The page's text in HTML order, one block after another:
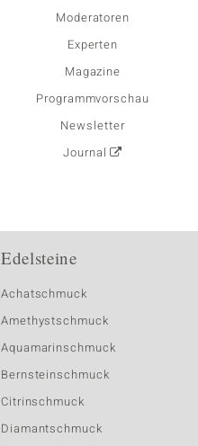
Moderatoren
Experten
Magazine
Programmvorschau
Newsletter
Journal
Edelsteine
Achatschmuck
Amethystschmuck
Aquamarinschmuck
Bernsteinschmuck
Citrinschmuck
Diamantschmuck